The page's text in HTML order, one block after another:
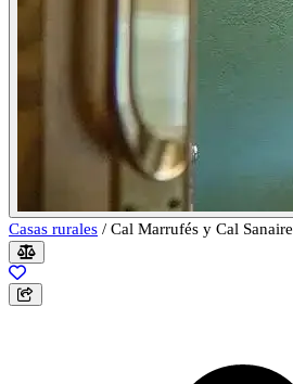
Casas rurales / Cal Marrufés y Cal Sanaire